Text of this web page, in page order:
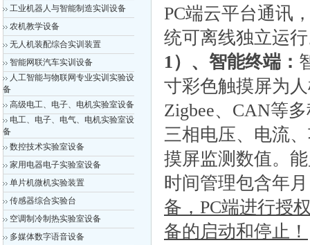
工业机器人与智能制造实训设备
农机教学设备
无人机装配综合实训装置
智能网联汽车实训设备
人工智能与物联网专业实训实验设
备
高级电工、电子、电机实验室设备
电工、电子、电气、电机实验室设
备
数控技术实验室设备
家用电器电子实验室设备
单片机微机实验装置
传感器综合实验台
空调制冷制热实验室设备
多媒体数字语音设备
PC端云平台通讯
统可离线独立运
1） 、智能终端：
寸彩色触摸屏为
Zigbee、CAN等
三相电压、电流
摸屏监测数值。
时间管理包含年
备，PC端进行授
备的启动和停止！